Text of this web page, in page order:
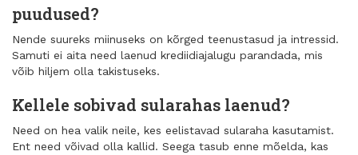
puudused?
Nende suureks miinuseks on kõrged teenustasud ja intressid.
Samuti ei aita need laenud krediidiajalugu parandada, mis
võib hiljem olla takistuseks.
Kellele sobivad sularahas laenud?
Need on hea valik neile, kes eelistavad sularaha kasutamist.
Ent need võivad olla kallid. Seega tasub enne mõelda, kas